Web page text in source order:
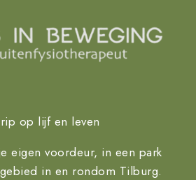
op lijf en leven
eigen voordeur, in een park
in en rondom Tilburg.